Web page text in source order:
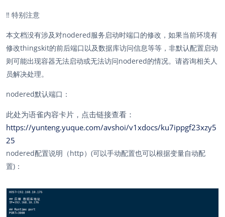
‼️ 特别注意
本文档没有涉及对nodered服务启动时端口的修改，如果当前环境有
修改thingskit的前后端口以及数据库访问信息等等，非默认配置启动
则可能出现容器无法启动或无法访问nodered的情况。请咨询相关人
员解决处理。
nodered默认端口：
此处为语雀内容卡片，点击链接查看：
https://yunteng.yuque.com/avshoi/v1xdocs/ku7ippgf23xzy5
25
nodered配置说明（http）(可以手动配置也可以根据变量自动配
置)：